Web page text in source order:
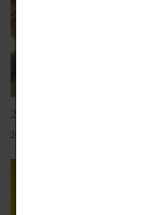
20201116設計成果展
2022-05-19